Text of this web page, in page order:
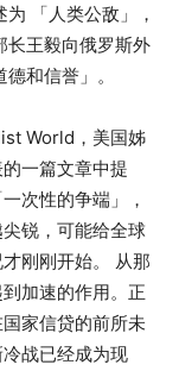
「人类公敌」，
长王毅向俄罗斯外
和信誉」。
World，美国姊
一篇文章中提
次性的争端」，
锐，可能给全球
刚刚开始。 从那
加速的作用。正
家信贷的前所未
战已经成为现